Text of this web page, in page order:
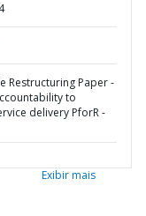
Restructuring Paper -
to
delivery PforR -
Exibir mais